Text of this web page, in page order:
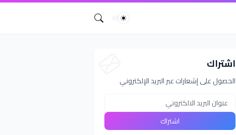
اشتراك
الحصول على إشعارات عبر البريد الإلكتروني